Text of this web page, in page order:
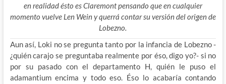
en realidad ésto es Claremont pensando que en cualquier
momento vuelve Len Wein y querrá contar su versión del origen de
Lobezno.
Aun así, Loki no se pregunta tanto por la infancia de Lobezno -
¿quién carajo se preguntaba realmente por éso, digo yo?- si no
por su pasado con el departamento H, quién le puso el
adamantium encima y todo eso. Éso lo acabaría contando